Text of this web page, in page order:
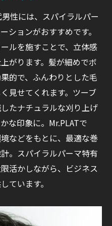
性には、スパイラルパー
ションがおすすめです。
ルを施すことで、立体感
がります。髪が細めでボ
的で、ふんわりとした毛
見せてくれます。ツーブ
たナチュラルな刈り上げ
な印象に。Mr.PLATで
などをもとに、最適な巻
。スパイラルパーマ特有
活かしながら、ビジネス
ています。